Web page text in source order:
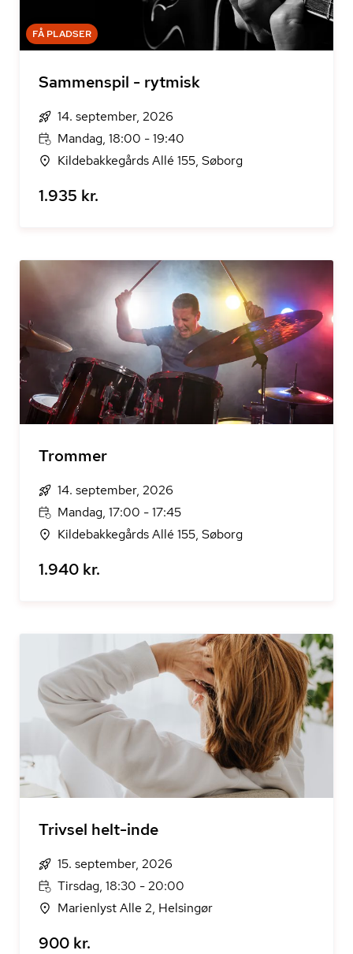
FÅ PLADSER
Sammenspil - rytmisk
14. september, 2026
Mandag, 18:00 - 19:40
Kildebakkegårds Allé 155, Søborg
1.935 kr.
Trommer
14. september, 2026
Mandag, 17:00 - 17:45
Kildebakkegårds Allé 155, Søborg
1.940 kr.
Trivsel helt-inde
15. september, 2026
Tirsdag, 18:30 - 20:00
Marienlyst Alle 2, Helsingør
900 kr.